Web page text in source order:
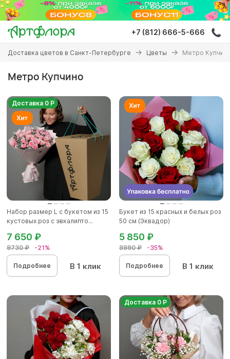
Перейти
основному
содержанию
+7 (812) 666-5-666
Вы
здесь
Доставка цветов в Санкт-Петербурге Цветы Метро
Метро Купчино
Доставка 0 Р
Набор размер L с букетом из 15
кустовых роз с эвкалипто...
9730 ₽ -21%
7 650 ₽
Подробнее В 1 клик
Букет из 15 красных и белых роз
50 см (Эквадор)
8990 ₽ -35%
5 850 ₽
Подробнее В 1 клик
Доставка 0 Р